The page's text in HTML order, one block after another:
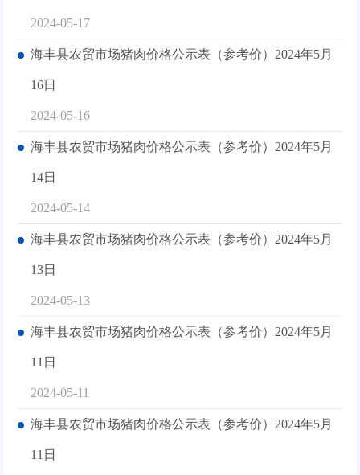
2024-05-17
海丰县农贸市场猪肉价格公示表（参考价）2024年5月
16日
2024-05-16
海丰县农贸市场猪肉价格公示表（参考价）2024年5月
14日
2024-05-14
海丰县农贸市场猪肉价格公示表（参考价）2024年5月
13日
2024-05-13
海丰县农贸市场猪肉价格公示表（参考价）2024年5月
11日
2024-05-11
海丰县农贸市场猪肉价格公示表（参考价）2024年5月
11日